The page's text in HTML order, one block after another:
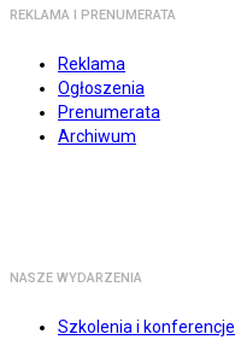
REKLAMA I PRENUMERATA
Reklama
Ogłoszenia
Prenumerata
Archiwum
NASZE WYDARZENIA
Szkolenia i konferencje